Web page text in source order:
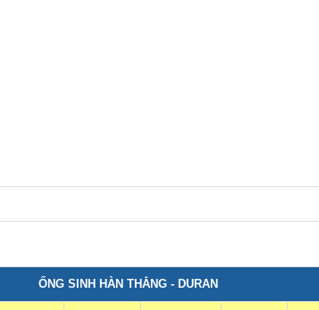
ỐNG SINH HÀN THẲNG - DURAN